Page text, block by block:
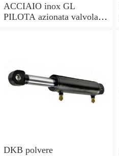
ACCIAIO inox GL
PILOTA azionata valvola di
DKB polvere